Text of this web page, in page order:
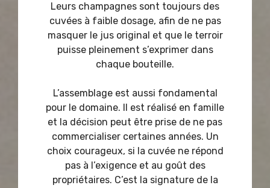
Leurs champagnes sont toujours des
cuvées à faible dosage, afin de ne pas
masquer le jus original et que le terroir
puisse pleinement s’exprimer dans
chaque bouteille.
L’assemblage est aussi fondamental
pour le domaine. Il est réalisé en famille
et la décision peut être prise de ne pas
commercialiser certaines années. Un
choix courageux, si la cuvée ne répond
pas à l’exigence et au goût des
propriétaires. C’est la signature de la